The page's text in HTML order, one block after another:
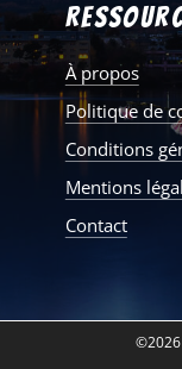
À propos
Politique de
Conditions
Mentions
Contact